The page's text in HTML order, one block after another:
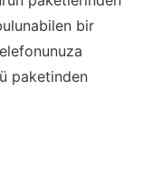
bir
paketinden